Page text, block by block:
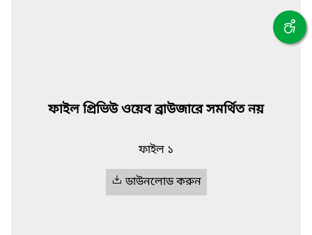
ফাইল প্রিভিউ ওয়েব ব্রাউজারে সমর্থিত নয়
ফাইল ১
ডাউনলোড করুন